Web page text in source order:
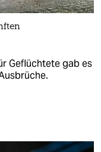
Geflüchtete gab es